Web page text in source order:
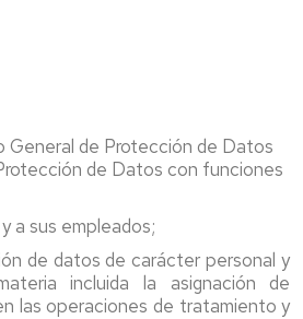
de Protección de Datos
de Datos con funciones
a sus empleados;
de datos de carácter personal y
incluida la asignación de
las operaciones de tratamiento y